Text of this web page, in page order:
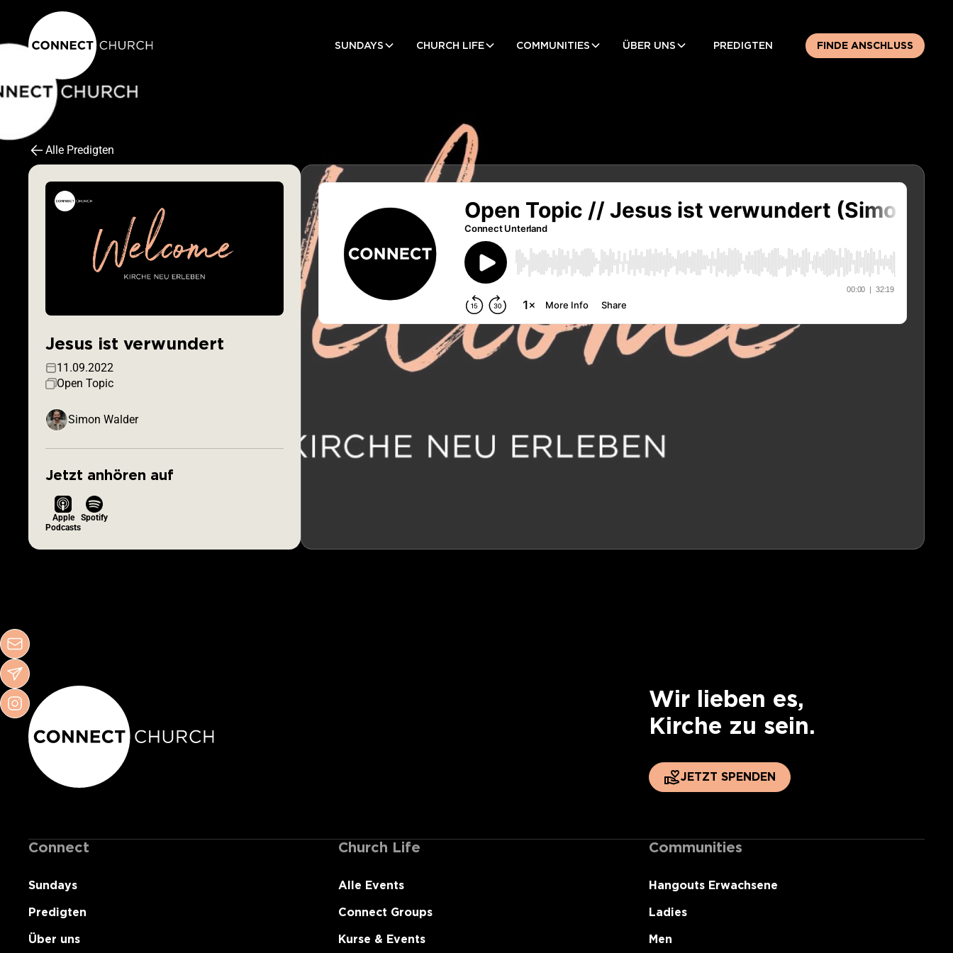
SUNDAYS CHURCH LIFE COMMUNITIES ÜBER UNS PREDIGTEN FINDE ANSCHLUSS
Alle Predigten
Jesus ist verwundert
11.09.2022
Open Topic
Simon Walder
Jetzt anhören auf
Apple
Podcasts
Spotify
Wir lieben es,
Kirche zu sein.
JETZT SPENDEN
Connect
Sundays
Predigten
Über uns
Church Life
Alle Events
Connect Groups
Kurse & Events
Communities
Hangouts Erwachsene
Ladies
Men